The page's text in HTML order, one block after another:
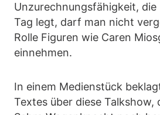
Unzurechnungsfähigkeit, die
Tag legt, darf man nicht
Rolle Figuren wie Caren
einnehmen.
In einem Medienstück
Textes über diese Talkshow,